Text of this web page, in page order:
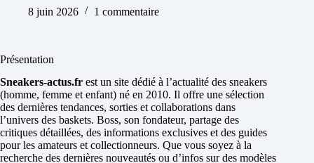
8 juin 2026
1 commentaire
Présentation
Sneakers-actus.fr est un site dédié à l’actualité des sneakers
(homme, femme et enfant) né en 2010. Il offre une sélection
des dernières tendances, sorties et collaborations dans
l’univers des baskets. Boss, son fondateur, partage des
critiques détaillées, des informations exclusives et des guides
pour les amateurs et collectionneurs. Que vous soyez à la
recherche des dernières nouveautés ou d’infos sur des modèles